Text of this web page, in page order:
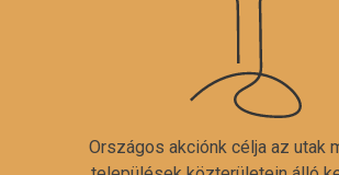
Országos akciónk célja az utak